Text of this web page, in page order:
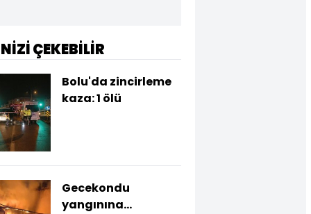
ÇEKEBİLİR
Bolu'da zincirleme
kaza: 1 ölü
Gecekondu
yangınına